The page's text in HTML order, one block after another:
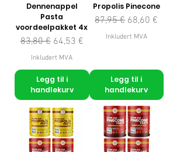
Dennenappel
Pasta
voordeelpakket 4x
Vanlig pris
83,80 € Salgspris
64,53 €
Inkludert MVA
Legg til i
handlekurv
Propolis Pinecone
Vanlig pris
87,95 € Salgspris
68,60 €
Inkludert MVA
Legg til i
handlekurv